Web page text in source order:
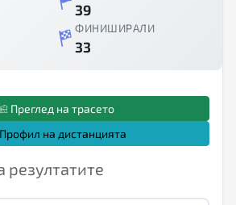
39
ФИНИШИРАЛИ
33
Преглед на трасето
Профил на дистанцията
резултатите